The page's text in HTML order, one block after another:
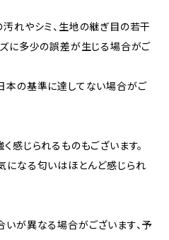
れやシミ、生地の継ぎ目の若干
に多少の誤差が生じる場合がご
の基準に達してない場合がご
感じられるものもございます。
になる匂いはほとんど感じられ
が異なる場合がございます、予